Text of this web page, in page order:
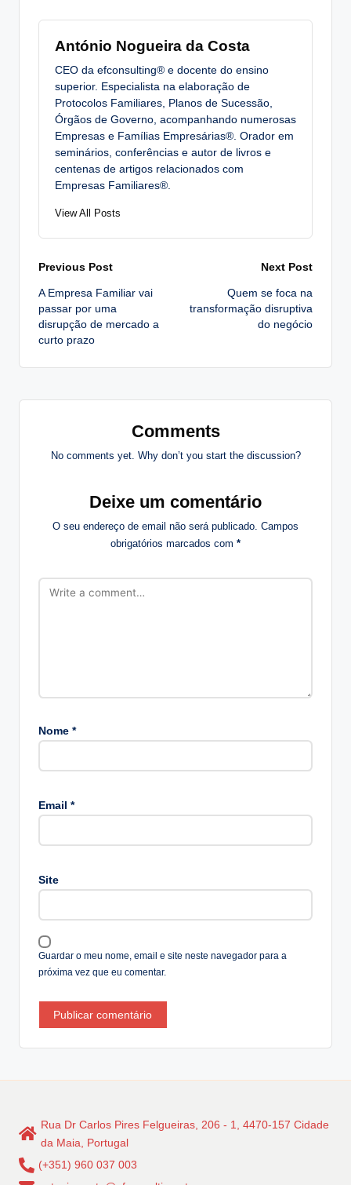
António Nogueira da Costa
CEO da efconsulting® e docente do ensino
superior. Especialista na elaboração de
Protocolos Familiares, Planos de Sucessão,
Órgãos de Governo, acompanhando numerosas
Empresas e Famílias Empresárias®. Orador em
seminários, conferências e autor de livros e
centenas de artigos relacionados com
Empresas Familiares®.
View All Posts
Post
navigation
Previous Post
A Empresa Familiar vai
passar por uma
disrupção de mercado a
curto prazo
Next Post
Quem se foca na
transformação disruptiva
do negócio
Comments
No comments yet. Why don’t you start the discussion?
Deixe um comentário
O seu endereço de email não será publicado. Campos
obrigatórios marcados com *
Nome *
Email *
Site
Guardar o meu nome, email e site neste navegador para a
próxima vez que eu comentar.
e
ti
e
:
Rua Dr Carlos Pires Felgueiras, 206 - 1, 4470-157 Cidade
da Maia, Portugal
(+351) 960 037 003